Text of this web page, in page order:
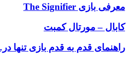
معرفی بازی The Signifier
کابال – مورتال کمبت
راهنمای قدم به قدم بازی تنها